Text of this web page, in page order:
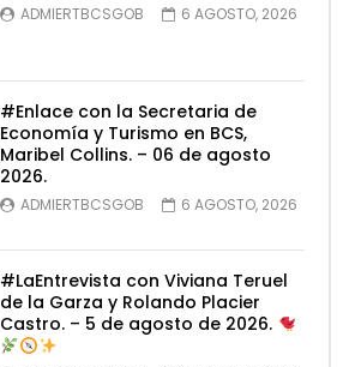
ADMIERTBCSGOB 6 AGOSTO, 2026
#Enlace con la Secretaria de
Economía y Turismo en BCS,
Maribel Collins. – 06 de agosto
2026.
ADMIERTBCSGOB 6 AGOSTO, 2026
#LaEntrevista con Viviana Teruel
de la Garza y Rolando Placier
Castro. – 5 de agosto de 2026.